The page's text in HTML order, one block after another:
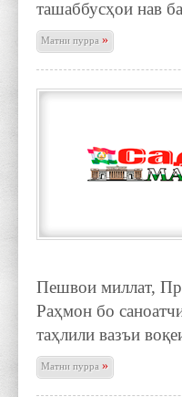
ташаббусҳои нав
Матни пурра»
Пешвои миллат,
Раҳмон бо
таҳлили вазъи
Матни пурра»